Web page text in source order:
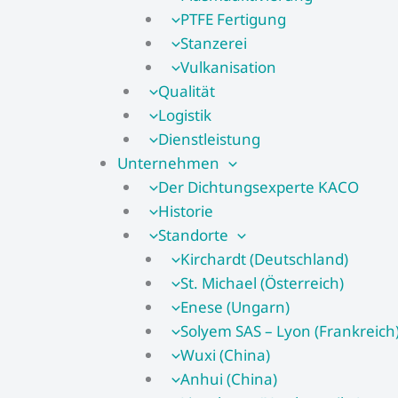
PTFE Fertigung
Stanzerei
Vulkanisation
Qualität
Logistik
Dienstleistung
Unternehmen
Der Dichtungsexperte KACO
Historie
Standorte
Kirchardt (Deutschland)
St. Michael (Österreich)
Enese (Ungarn)
Solyem SAS – Lyon
Wuxi (China)
Anhui (China)